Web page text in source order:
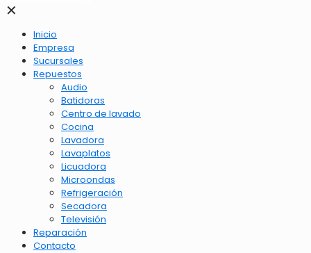
✕
Inicio
Empresa
Sucursales
Repuestos
Audio
Batidoras
Centro de lavado
Cocina
Lavadora
Lavaplatos
Licuadora
Microondas
Refrigeración
Secadora
Televisión
Reparación
Contacto